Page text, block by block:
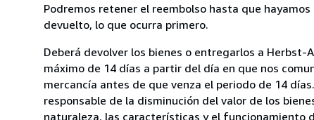
Podremos retener el reembolso hasta que
devuelto, lo que ocurra primero.
Deberá devolver los bienes o entregarlos a Herbst-
máximo de 14 días a partir del día en que nos
mercancía antes de que venza el periodo de 14
responsable de la disminución del valor de los
naturaleza, las características y el funcionamiento